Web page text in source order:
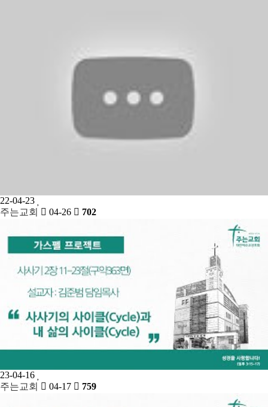
22-04-23
주는교회
04-26 702
23-04-16
주는교회
04-17 759